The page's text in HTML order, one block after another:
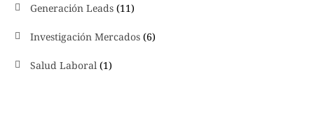
Generación Leads (11)
Investigación Mercados (6)
Salud Laboral (1)